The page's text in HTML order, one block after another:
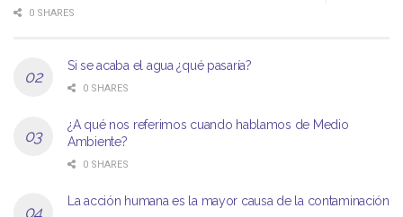
0 SHARES
Si se acaba el agua ¿qué pasaría?
0 SHARES
¿A qué nos referimos cuando hablamos de Medio
Ambiente?
0 SHARES
La acción humana es la mayor causa de la contaminación